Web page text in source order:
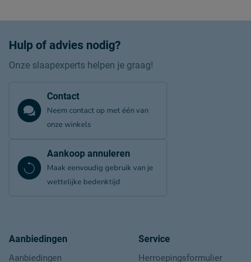
Hulp of advies nodig?
Onze slaapexperts helpen je graag!
Contact
Neem contact op met één van
onze winkels
Aankoop annuleren
Maak eenvoudig gebruik van je
wettelijke bedenktijd
Aanbiedingen
Aanbiedingen
Service
Herroepingsformulier